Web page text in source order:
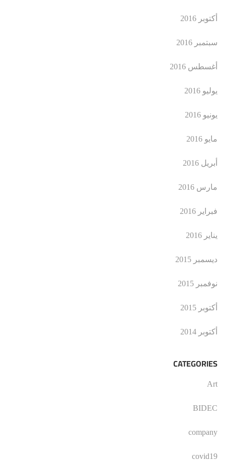
أكتوبر 2016
سبتمبر 2016
أغسطس 2016
يوليو 2016
يونيو 2016
مايو 2016
أبريل 2016
مارس 2016
فبراير 2016
يناير 2016
ديسمبر 2015
نوفمبر 2015
أكتوبر 2015
أكتوبر 2014
CATEGORIES
Art
BIDEC
company
covid19